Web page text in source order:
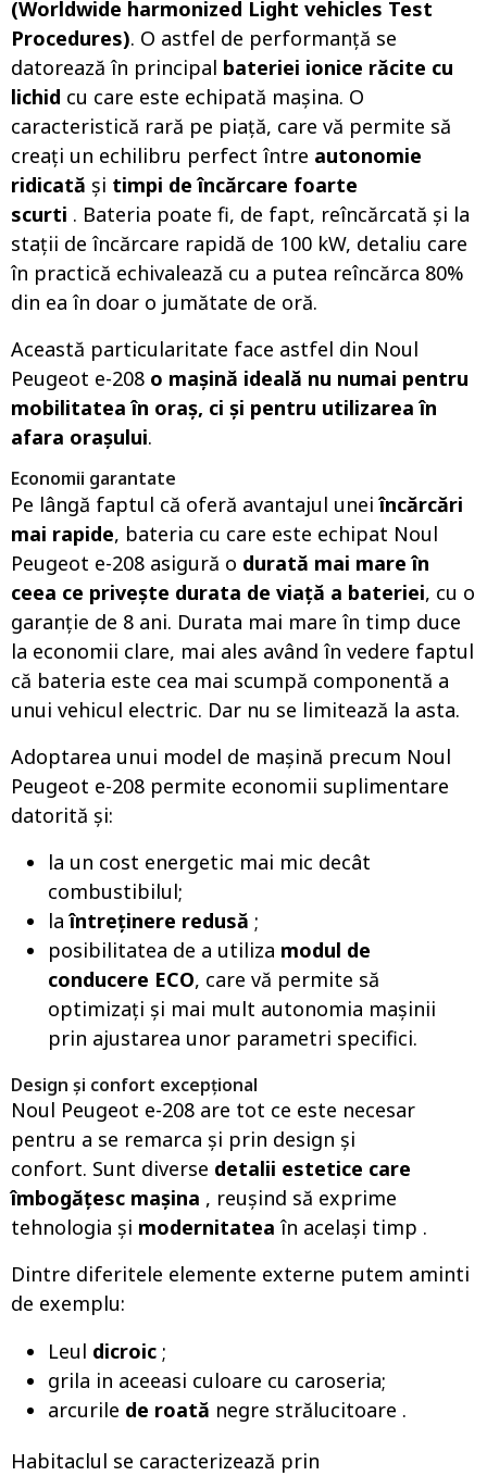
(Worldwide harmonized Light vehicles Test
Procedures). O astfel de performanță se
datorează în principal bateriei ionice răcite cu
lichid cu care este echipată mașina. O
caracteristică rară pe piață, care vă permite să
creați un echilibru perfect între autonomie
ridicată și timpi de încărcare foarte
scurti . Bateria poate fi, de fapt, reîncărcată și la
stații de încărcare rapidă de 100 kW, detaliu care
în practică echivalează cu a putea reîncărca 80%
din ea în doar o jumătate de oră.
Această particularitate face astfel din Noul
Peugeot e-208 o mașină ideală nu numai pentru
mobilitatea în oraș, ci și pentru utilizarea în
afara orașului.
Economii garantate
Pe lângă faptul că oferă avantajul uneiîncărcări
mai rapide, bateria cu care este echipat Noul
Peugeot e-208 asigură o durată mai mare în
ceea ce privește durata de viață a bateriei, cu o
garanție de 8 ani. Durata mai mare în timp duce
la economii clare, mai ales având în vedere faptul
că bateria este cea mai scumpă componentă a
unui vehicul electric. Dar nu se limitează la asta.
Adoptarea unui model de mașină precum Noul
Peugeot e-208 permite economii suplimentare
datorită și:
la un cost energetic mai mic decât
combustibilul;
laîntreținere redusă ;
posibilitatea de a utiliza modul de
conducere ECO, care vă permite să
optimizați și mai mult autonomia mașinii
prin ajustarea unor parametri specifici.
Design și confort excepțional
Noul Peugeot e-208 are tot ce este necesar
pentru a se remarca și prin design și
confort. Sunt diverse detalii estetice care
îmbogăţesc maşina , reuşind să exprime
tehnologia şi modernitatea în acelaşi timp .
Dintre diferitele elemente externe putem aminti
de exemplu:
Leul dicroic;
grila in aceeasi culoare cu caroseria;
arcurile de roată negre strălucitoare .
Habitaclul se caracterizează prin